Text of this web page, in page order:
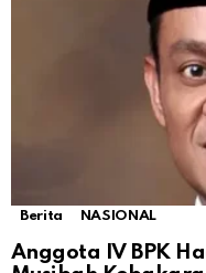
Berita NASIONAL
Anggota IV BPK